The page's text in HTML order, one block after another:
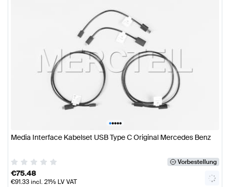
•••••
Media Interface Kabelset USB Type C Original Mercedes Benz
Vorbestellung
€75.48
€91.33incl. 21% LV VAT